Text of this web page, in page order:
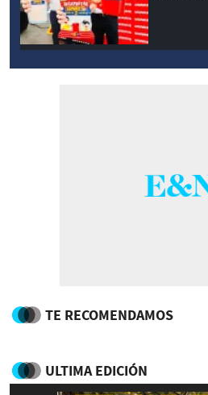
TE RECOMENDAMOS
ULTIMA EDICIÓN